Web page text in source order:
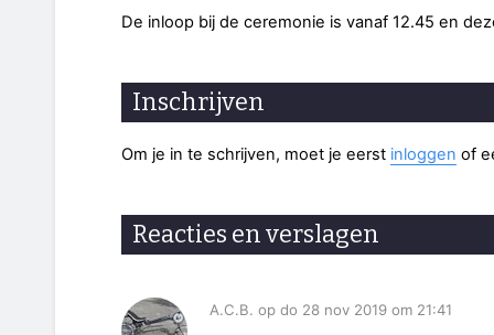
De inloop bij de ceremonie is vanaf 12.45 en
Inschrijven
Om je in te schrijven, moet je eerst inloggen of
Reacties en verslagen
A.C.B. op do 28 nov 2019 om 21:41